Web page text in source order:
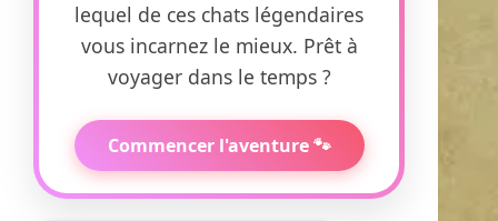
lequel de ces chats légendaires
vous incarnez le mieux. Prêt à
voyager dans le temps ?
Commencer l'aventure 🐾